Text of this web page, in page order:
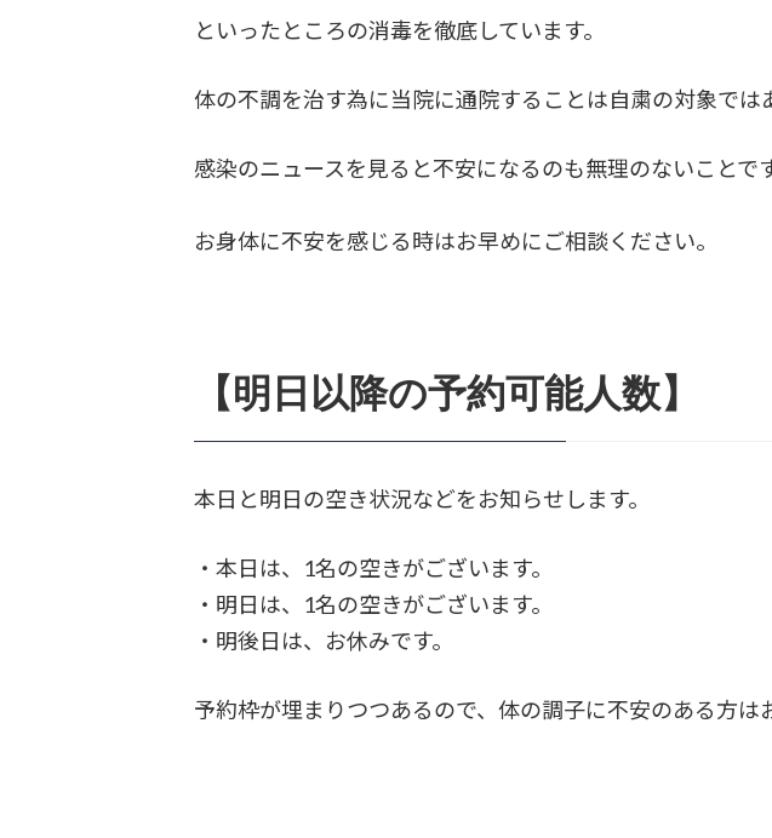
といったところの消毒を徹底しています。
体の不調を治す為に当院に通院することは自粛の対象では
感染のニュースを見ると不安になるのも無理のないことで
お身体に不安を感じる時はお早めにご相談ください。
【明日以降の予約可能人数】
本日と明日の空き状況などをお知らせします。
・本日は、1名の空きがございます。
・明日は、1名の空きがございます。
・明後日は、お休みです。
予約枠が埋まりつつあるので、体の調子に不安のある方は